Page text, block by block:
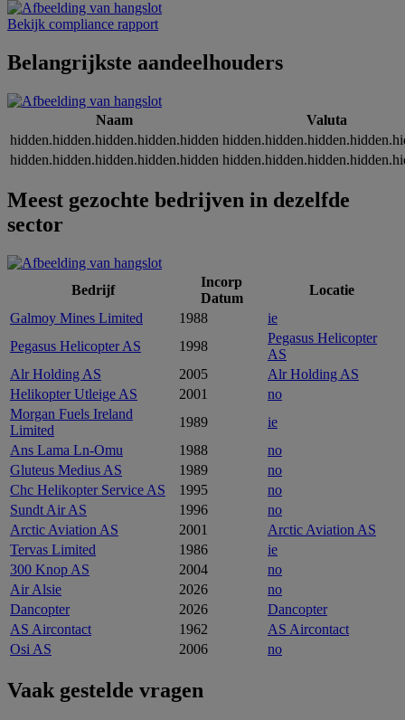
Bekijk compliance rapport
Belangrijkste aandeelhouders
Naam
Valuta
hidden.hidden.hidden.hidden.hidden
hidden.hidden.hidden.hidden.hidden
Meest gezochte bedrijven in dezelfde
sector
Bedrijf
Incorp
Datum
Locatie
Galmoy Mines Limited
1988
ie
Pegasus Helicopter AS
1998
Pegasus Helicopter
AS
Alr Holding AS
2005
Alr Holding AS
Helikopter Utleige AS
2001
no
Morgan Fuels Ireland
Limited
1989
ie
Ans Lama Ln-Omu
1988
no
Gluteus Medius AS
1989
no
Chc Helikopter Service AS
1995
no
Sundt Air AS
1996
no
Arctic Aviation AS
2001
Arctic Aviation AS
Tervas Limited
1986
ie
300 Knop AS
2004
no
Air Alsie
2026
no
Dancopter
2026
Dancopter
AS Aircontact
1962
AS Aircontact
Osi AS
2006 no
Vaak gestelde vragen